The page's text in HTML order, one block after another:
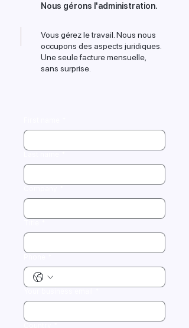
Nous gérons l'administration.
Vous gérez le travail. Nous nous
occupons des aspects juridiques.
Une seule facture mensuelle,
sans surprise.